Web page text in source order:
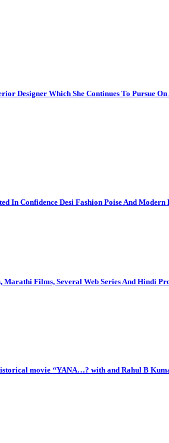
Designer Which She Continues To Pursue
In Confidence Desi Fashion Poise And
Films, Several Web Series And Hindi
movie ‘‘YANA…? with and Rahul B